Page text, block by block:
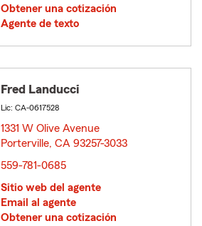
Obtener una cotización
Agente de texto
Fred Landucci
Lic: CA-0617528
1331 W Olive Avenue
Porterville, CA 93257-3033
559-781-0685
Sitio web del agente
Email al agente
Obtener una cotización